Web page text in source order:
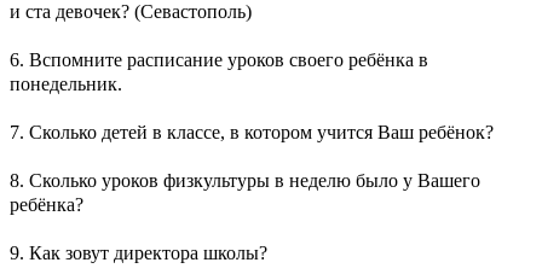
и ста девочек? (Севастополь)
6. Вспомните расписание уроков своего ребёнка в
понедельник.
7. Сколько детей в классе, в котором учится Ваш ребёнок?
8. Сколько уроков физкультуры в неделю было у Вашего
ребёнка?
9. Как зовут директора школы?